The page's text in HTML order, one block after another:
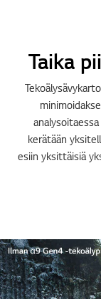
Taika
kerätään
esiin yksittäisiä